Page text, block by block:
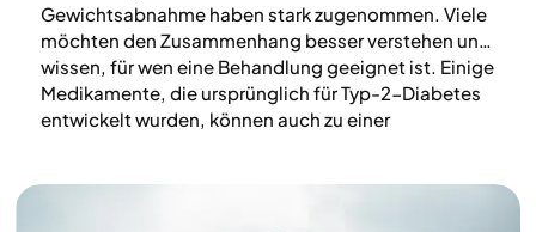
Gewichtsabnahme haben stark zugenommen. Viele
möchten den Zusammenhang besser verstehen und
wissen, für wen eine Behandlung geeignet ist. Einige
Medikamente, die ursprünglich für Typ-2-Diabetes
entwickelt wurden, können auch zu einer